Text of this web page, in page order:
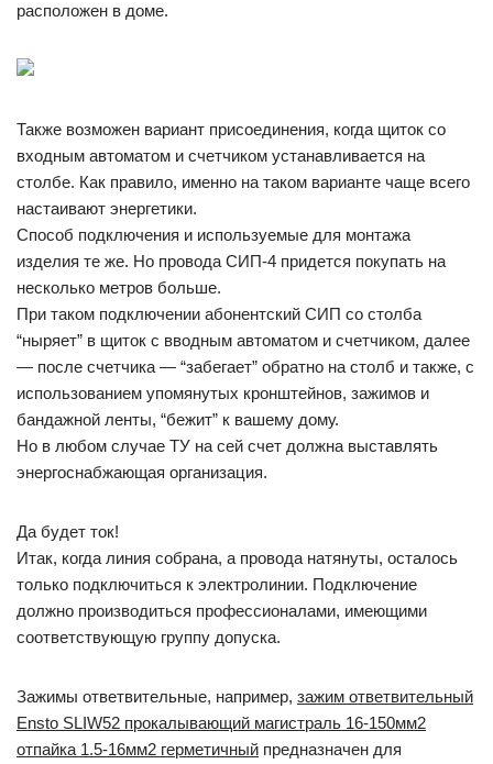
расположен в доме.
Также возможен вариант присоединения, когда щиток со
входным автоматом и счетчиком устанавливается на
столбе. Как правило, именно на таком варианте чаще всего
настаивают энергетики.
Способ подключения и используемые для монтажа
изделия те же. Но провода СИП-4 придется покупать на
несколько метров больше.
При таком подключении абонентский СИП со столба
“ныряет” в щиток с вводным автоматом и счетчиком, далее
— после счетчика — “забегает” обратно на столб и также, с
использованием упомянутых кронштейнов, зажимов и
бандажной ленты, “бежит” к вашему дому.
Но в любом случае ТУ на сей счет должна выставлять
энергоснабжающая организация.
Да будет ток!
Итак, когда линия собрана, а провода натянуты, осталось
только подключиться к электролинии. Подключение
должно производиться профессионалами, имеющими
соответствующую группу допуска.
Зажимы ответвительные, например, зажим ответвительный
Ensto SLIW52 прокалывающий магистраль 16-150мм2
отпайка 1.5-16мм2 герметичный предназначен для